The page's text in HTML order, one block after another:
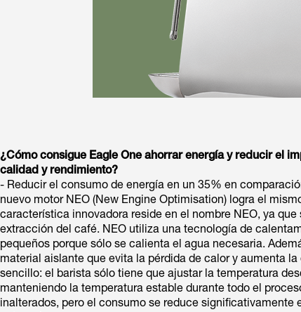
¿Cómo consigue Eagle One ahorrar energía y reducir el
calidad y rendimiento?
- Reducir el consumo de energía en un 35% en
nuevo motor NEO (New Engine Optimisation) logra el
característica innovadora reside en el nombre NEO, ya
extracción del café. NEO utiliza una tecnología de
pequeños porque sólo se calienta el agua necesaria.
material aislante que evita la pérdida de calor y aumenta
sencillo: el barista sólo tiene que ajustar la temperatura
manteniendo la temperatura estable durante todo el
inalterados, pero el consumo se reduce